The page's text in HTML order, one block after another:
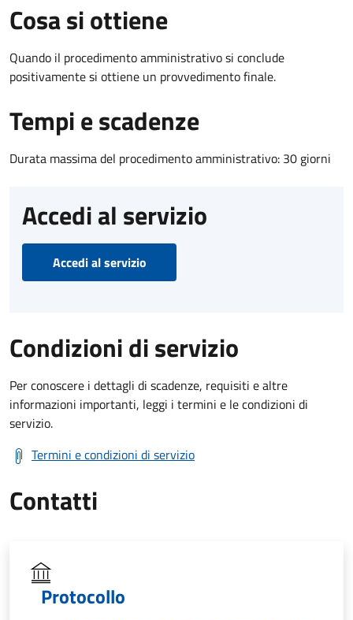
Cosa si ottiene
Quando il procedimento amministrativo si conclude
positivamente si ottiene un provvedimento finale.
Tempi e scadenze
Durata massima del procedimento amministrativo: 30 giorni
Accedi al servizio
Accedi al servizio
Condizioni di servizio
Per conoscere i dettagli di scadenze, requisiti e altre
informazioni importanti, leggi i termini e le condizioni di
servizio.
Termini e condizioni di servizio
Contatti
Protocollo